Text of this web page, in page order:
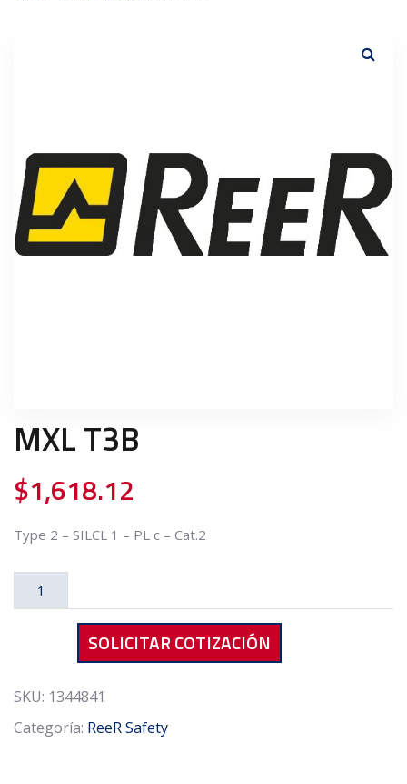
MXL T3B
$1,618.12
Type 2 – SILCL 1 – PL c – Cat.2
SOLICITAR COTIZACIÓN
SKU: 1344841
Categoría: ReeR Safety